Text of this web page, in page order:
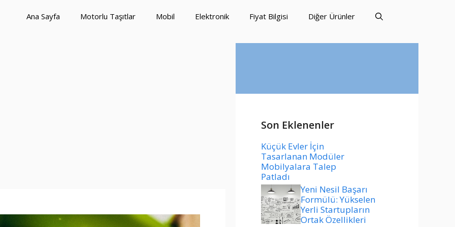
Ana Sayfa Motorlu Taşıtlar Mobil Elektronik Fiyat Bilgisi Diğer Ürünler
Son Eklenenler
Küçük Evler İçin
Tasarlanan Modüler
Mobilyalara Talep
Patladı
Yeni Nesil Başarı
Formülü: Yükselen
Yerli Startupların
Ortak Özellikleri